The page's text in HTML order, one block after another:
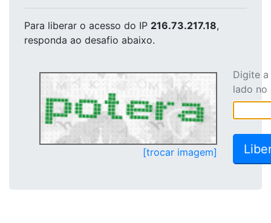
Para liberar o acesso do IP 216.73.217.18,
responda ao desafio abaixo.
[trocar imagem]
Digite
lado no